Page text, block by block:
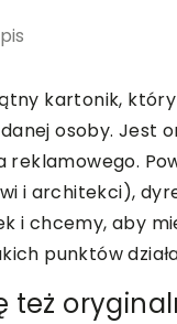
kartonik,
osoby. Jest
reklamowego.
i architekci),
i chcemy, aby
punktów
też